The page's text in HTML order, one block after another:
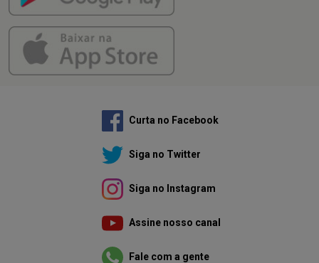
Curta no Facebook
Siga no Twitter
Siga no Instagram
Assine nosso canal
Fale com a gente